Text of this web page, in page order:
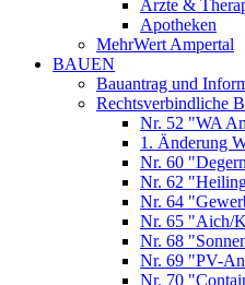
Ärzte &
Apotheken
MehrWert Ampertal
BAUEN
Bauantrag und
Rechtsverbindliche
Nr. 52 "WA
1. Änderung
Nr. 60
Nr. 62
Nr. 64
Nr. 65 "Aich/
Nr. 68
Nr. 69 "PV-
Nr. 70